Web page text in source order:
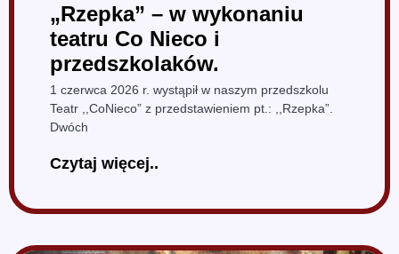
„Rzepka” – w wykonaniu
teatru Co Nieco i
przedszkolaków.
1 czerwca 2026 r. wystąpił w naszym przedszkolu
Teatr ,,CoNieco” z przedstawieniem pt.: ,,Rzepka”.
Dwóch
Czytaj więcej..